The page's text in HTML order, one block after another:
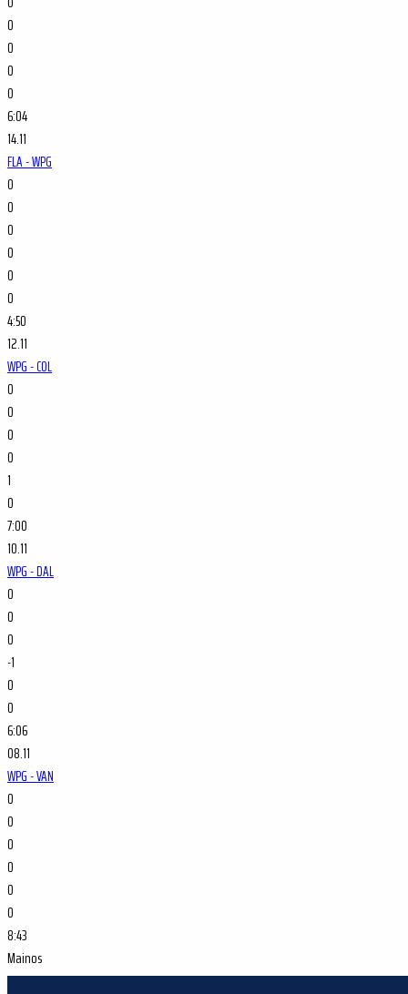
0
0
0
0
6:04
14.11
FLA - WPG
0
0
0
0
0
0
4:50
12.11
WPG - COL
0
0
0
0
1
0
7:00
10.11
WPG - DAL
0
0
0
-1
0
0
6:06
08.11
WPG - VAN
0
0
0
0
0
0
8:43
Mainos